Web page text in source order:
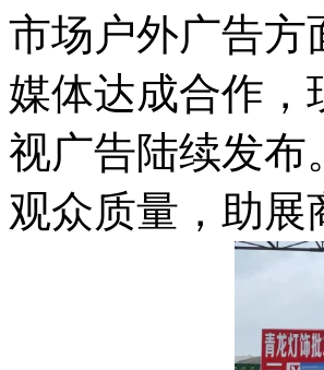
市场户外广告方
媒体达成合作，
视广告陆续发布
观众质量，助展